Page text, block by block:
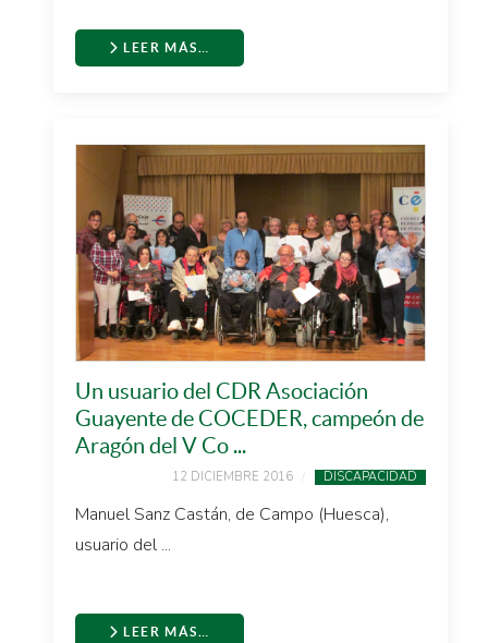
LEER MÁS…
Un usuario del CDR Asociación
Guayente de COCEDER, campeón de
Aragón del V Co ...
12 DICIEMBRE 2016 DISCAPACIDAD
Manuel Sanz Castán, de Campo (Huesca),
usuario del ...
LEER MÁS…